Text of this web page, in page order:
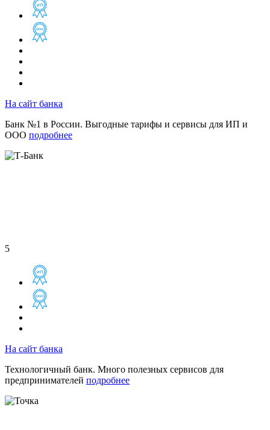
На сайт банка
Банк №1 в России. Выгодные тарифы и сервисы для ИП и
ООО подробнее
5
На сайт банка
Технологичный банк. Много полезных сервисов для
предпринимателей подробнее